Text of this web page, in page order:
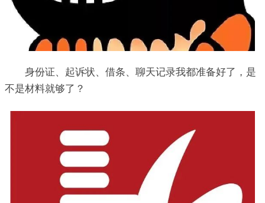
身份证、起诉状、借条、聊天记录我都准备好了，是
不是材料就够了？